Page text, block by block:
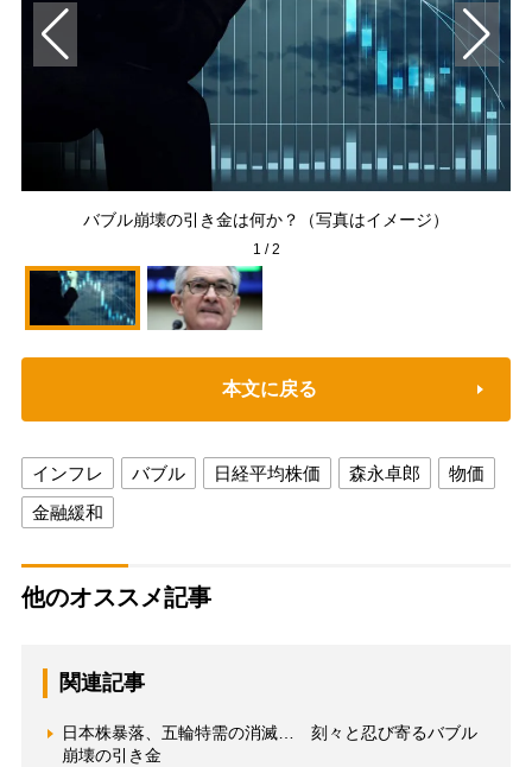
バブル崩壊の引き金は何か？（写真はイメージ）
1 /2
本文に戻る
インフレ バブル 日経平均株価 森永卓郎
物価
金融緩和
他のオススメ記事
関連記事
日本株暴落、五輪特需の消滅… 刻々と忍び寄るバブル
崩壊の引き金